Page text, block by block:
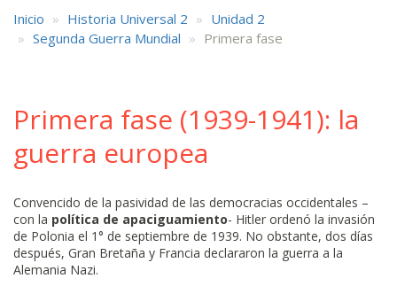
Inicio Historia Universal 2
Unidad 2
Segunda Guerra Mundial
Primera fase
Primera fase (1939-1941): la
guerra europea
Convencido de la pasividad de las democracias occidentales –
con la política de apaciguamiento- Hitler ordenó la invasión
de Polonia el 1° de septiembre de 1939. No obstante, dos días
después, Gran Bretaña y Francia declararon la guerra a la
Alemania Nazi.